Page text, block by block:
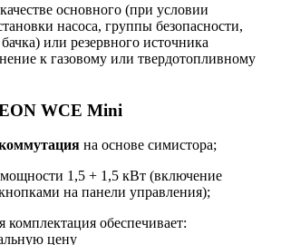
основного (при условии
насоса, группы безопасности,
или резервного источника
к газовому или твердотопливному
WCE Mini
на основе симистора;
1,5 + 1,5 кВт (включение
на панели управления);
обеспечивает:
цену